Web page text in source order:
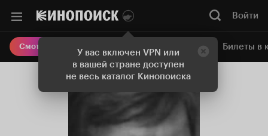
У вас включен VPN или
в вашей стране доступен
не весь каталог Кинопоиска
Войти
Смотреть кино Онлайн-кинотеатр Билеты в